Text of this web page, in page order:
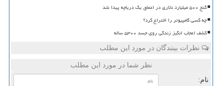
گنج ۵۰۰ میلیارد دلاری در اعماق یک دریاچه پیدا شد
چه کسی کامپیوتر را اختراع کرد؟
کشف اعجاب انگیز زندگی روی جسد ۵۳۰۰ ساله
نظرات بینندگان در مورد این مطلب
نظر شما در مورد این مطلب
نام: